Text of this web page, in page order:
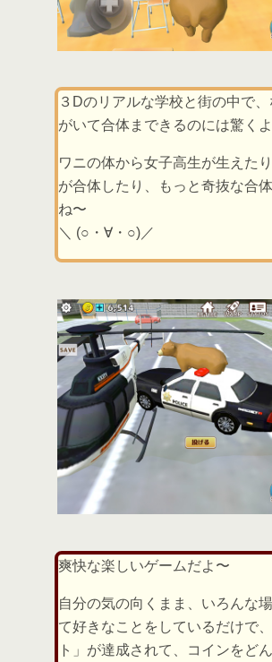
３Dのリアルな学校と街の中で
がいて合体まできるのには驚くよ
ワニの体から女子高生が生えた
が合体したり、もっと奇抜な合
ね〜
＼ (○・∀・○)／
爽快な楽しいゲームだよ〜
自分の気の向くまま、いろんな
て好きなことをしているだけで
ト」が達成されて、コインをど